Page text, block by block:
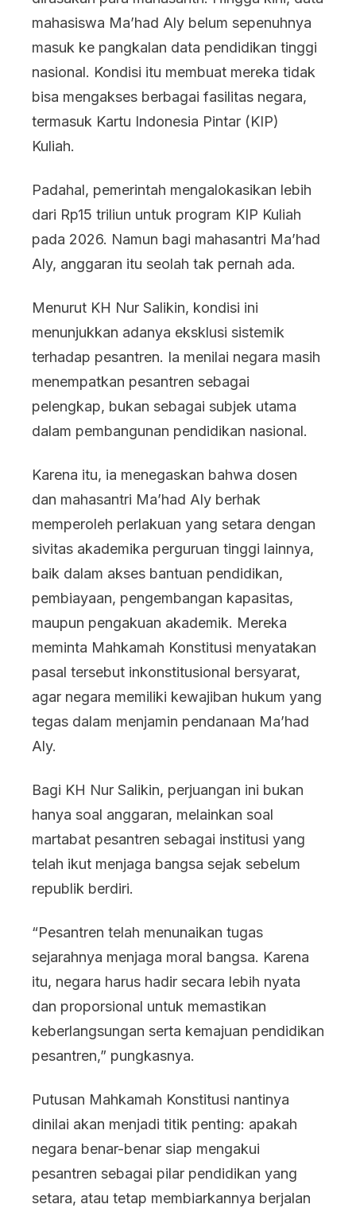
mahasiswa Ma’had Aly belum sepenuhnya
masuk ke pangkalan data pendidikan tinggi
nasional. Kondisi itu membuat mereka tidak
bisa mengakses berbagai fasilitas negara,
termasuk Kartu Indonesia Pintar (KIP)
Kuliah.
Padahal, pemerintah mengalokasikan lebih
dari Rp15 triliun untuk program KIP Kuliah
pada 2026. Namun bagi mahasantri Ma’had
Aly, anggaran itu seolah tak pernah ada.
Menurut KH Nur Salikin, kondisi ini
menunjukkan adanya eksklusi sistemik
terhadap pesantren. Ia menilai negara masih
menempatkan pesantren sebagai
pelengkap, bukan sebagai subjek utama
dalam pembangunan pendidikan nasional.
Karena itu, ia menegaskan bahwa dosen
dan mahasantri Ma’had Aly berhak
memperoleh perlakuan yang setara dengan
sivitas akademika perguruan tinggi lainnya,
baik dalam akses bantuan pendidikan,
pembiayaan, pengembangan kapasitas,
maupun pengakuan akademik. Mereka
meminta Mahkamah Konstitusi menyatakan
pasal tersebut inkonstitusional bersyarat,
agar negara memiliki kewajiban hukum yang
tegas dalam menjamin pendanaan Ma’had
Aly.
Bagi KH Nur Salikin, perjuangan ini bukan
hanya soal anggaran, melainkan soal
martabat pesantren sebagai institusi yang
telah ikut menjaga bangsa sejak sebelum
republik berdiri.
“Pesantren telah menunaikan tugas
sejarahnya menjaga moral bangsa. Karena
itu, negara harus hadir secara lebih nyata
dan proporsional untuk memastikan
keberlangsungan serta kemajuan pendidikan
pesantren,” pungkasnya.
Putusan Mahkamah Konstitusi nantinya
dinilai akan menjadi titik penting: apakah
negara benar-benar siap mengakui
pesantren sebagai pilar pendidikan yang
setara, atau tetap membiarkannya berjalan